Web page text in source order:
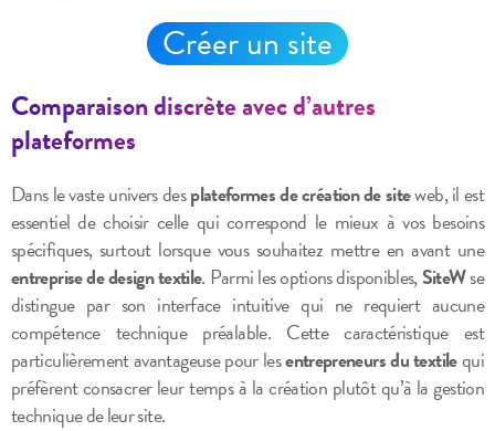
Créer un site
Comparaison discrète avec d’autres
plateformes
Dans le vaste univers desplateformes de création de siteweb, il est
essentiel de choisir celle qui correspond le mieux à vos besoins
spécifiques, surtout lorsque vous souhaitez mettre en avant une
entreprise de design textile. Parmi les options disponibles,SiteWse
distingue par son interface intuitive qui ne requiert aucune
compétence technique préalable. Cette caractéristique est
particulièrement avantageuse pour lesentrepreneurs du textilequi
préfèrent consacrer leur temps à la création plutôt qu’à la gestion
technique de leur site.